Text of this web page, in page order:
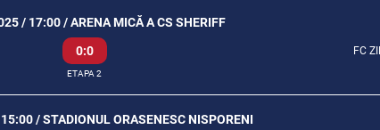
/ 17:00 / ARENA MICĂ A CS SHERIFF
0:0 FC
ETAPA 2
/ STADIONUL ORASENESC NISPORENI